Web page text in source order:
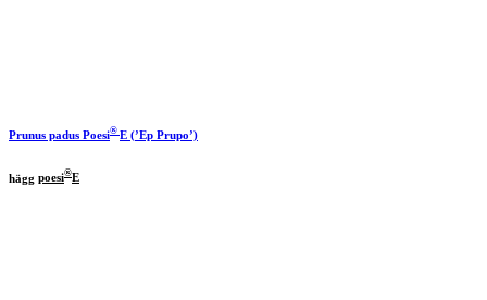
Prunus padus Poesi® E (’Ep Prupo’)
hägg poesi®E